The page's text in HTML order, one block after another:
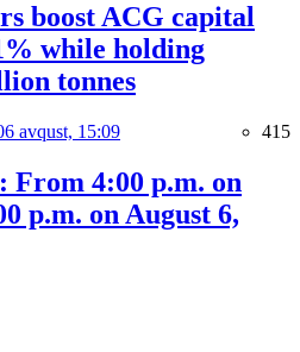
boost ACG capital
while holding
tonnes
avqust, 15:09 415
From 4:00 p.m. on
p.m. on August 6,